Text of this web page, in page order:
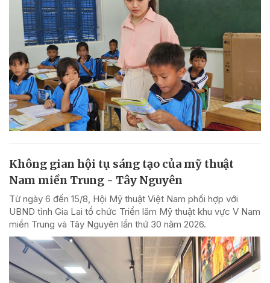
Không gian hội tụ sáng tạo của mỹ thuật
Nam miền Trung - Tây Nguyên
Từ ngày 6 đến 15/8, Hội Mỹ thuật Việt Nam phối hợp với
UBND tỉnh Gia Lai tổ chức Triển lãm Mỹ thuật khu vực V Nam
miền Trung và Tây Nguyên lần thứ 30 năm 2026.